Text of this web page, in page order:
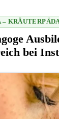
bei
08-08